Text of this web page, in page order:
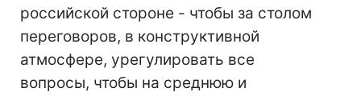
российской стороне - чтобы за столом
переговоров, в конструктивной
атмосфере, урегулировать все
вопросы, чтобы на среднюю и